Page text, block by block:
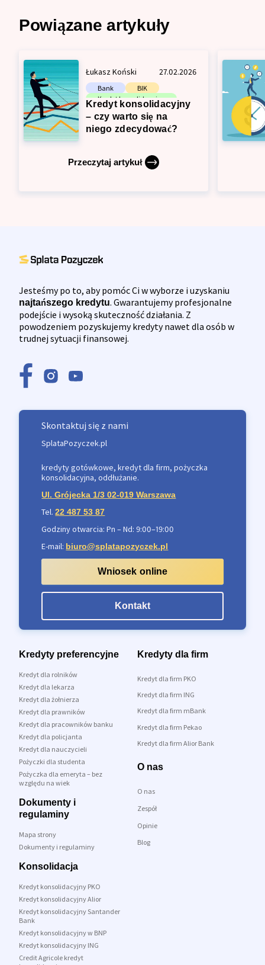
Powiązane artykuły
Łukasz Koński 27.02.2026
Bank
BIK
Kredyt konsolidacyjny
Zdolność kredytowa
Kredyt konsolidacyjny
– czy warto się na
niego zdecydować?
Przeczytaj artykuł
Jesteśmy po to, aby pomóc Ci w wyborze i uzyskaniu
najtańszego kredytu. Gwarantujemy profesjonalne
podejście i wysoką skuteczność działania. Z
powodzeniem pozyskujemy kredyty nawet dla osób w
trudnej sytuacji finansowej.
Kredyty preferencyjne
Kredyt dla rolników
Kredyt dla lekarza
Kredyt dla żołnierza
Kredyt dla prawników
Kredyt dla pracowników banku
Kredyt dla policjanta
Kredyt dla nauczycieli
Pożyczki dla studenta
Pożyczka dla emeryta – bez
względu na wiek
Dokumenty i
regulaminy
Mapa strony
Dokumenty i regulaminy
Kredyty dla firm
Kredyt dla firm PKO
Kredyt dla firm ING
Kredyt dla firm mBank
Kredyt dla firm Pekao
Kredyt dla firm Alior Bank
O nas
O nas
Zespół
Opinie
Blog
Konsolidacja
Kredyt konsolidacyjny PKO
Kredyt konsolidacyjny Alior
Kredyt konsolidacyjny Santander
Bank
Kredyt konsolidacyjny w BNP
Kredyt konsolidacyjny ING
Credit Agricole kredyt
Skontaktuj się z nami
SplataPozyczek.pl
kredyty gotówkowe, kredyt dla firm, pożyczka
konsolidacyjna, oddłużanie.
Ul. Grójecka 1/3 02-019 Warszawa
Tel.22 487 53 87
Godziny otwarcia: Pn – Nd: 9:00–19:00
E-mail: biuro@splatapozyczek.pl
Wniosek online
Kontakt